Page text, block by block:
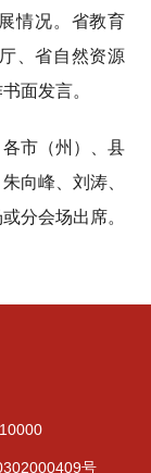
情况。省教育
、省自然资源
面发言。
市（州）、县
向峰、刘涛、
分会场出席。
810000
号